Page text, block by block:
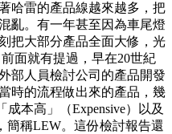
哈雷的產品線越來越多，把
亂。有一年甚至因為車尾燈
把大部分產品全面大修，光
面就有提過，早在20世紀
部人員檢討公司的產品開發
時的流程做出來的產品，幾
本高」（Expensive）以及
簡稱LEW。這份檢討報告還